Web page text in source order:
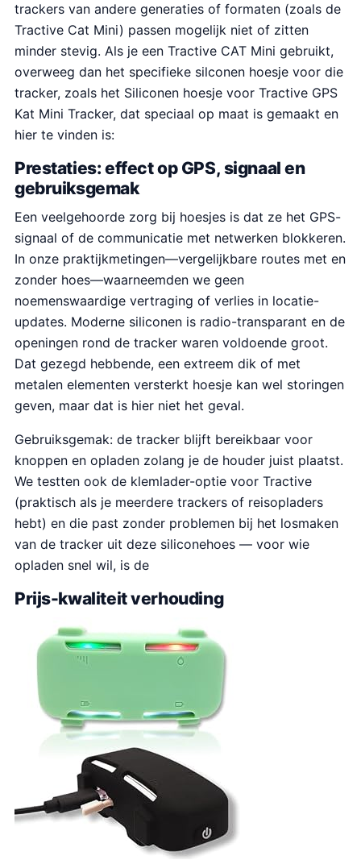
trackers van andere generaties of formaten (zoals de
Tractive Cat Mini) passen mogelijk niet of zitten
minder stevig. Als je een Tractive CAT Mini gebruikt,
overweeg dan het specifieke silconen hoesje voor die
tracker, zoals het Siliconen hoesje voor Tractive GPS
Kat Mini Tracker, dat speciaal op maat is gemaakt en
hier te vinden is:
Prestaties: effect op GPS, signaal en
gebruiksgemak
Een veelgehoorde zorg bij hoesjes is dat ze het GPS-
signaal of de communicatie met netwerken blokkeren.
In onze praktijkmetingen—vergelijkbare routes met en
zonder hoes—waarneemden we geen
noemenswaardige vertraging of verlies in locatie-
updates. Moderne siliconen is radio-transparant en de
openingen rond de tracker waren voldoende groot.
Dat gezegd hebbende, een extreem dik of met
metalen elementen versterkt hoesje kan wel storingen
geven, maar dat is hier niet het geval.
Gebruiksgemak: de tracker blijft bereikbaar voor
knoppen en opladen zolang je de houder juist plaatst.
We testten ook de klemlader-optie voor Tractive
(praktisch als je meerdere trackers of reisopladers
hebt) en die past zonder problemen bij het losmaken
van de tracker uit deze siliconehoes — voor wie
opladen snel wil, is de
Prijs-kwaliteit verhouding